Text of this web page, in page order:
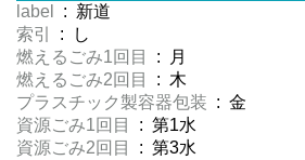
label
: 新道
索引
: し
燃えるごみ1回目
: 月
燃えるごみ2回目
: 木
プラスチック製容器包装 : 金
資源ごみ1回目
: 第1水
資源ごみ2回目
: 第3水